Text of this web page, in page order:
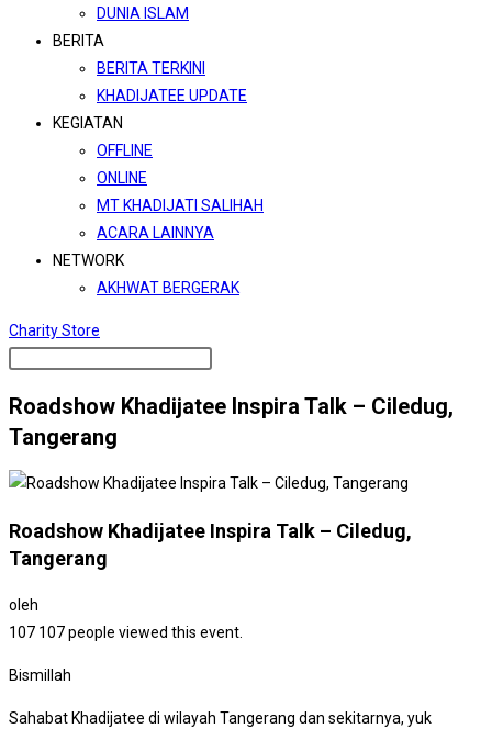
DUNIA ISLAM
BERITA
BERITA TERKINI
KHADIJATEE UPDATE
KEGIATAN
OFFLINE
ONLINE
MT KHADIJATI SALIHAH
ACARA LAINNYA
NETWORK
AKHWAT BERGERAK
Charity Store
Roadshow Khadijatee Inspira Talk – Ciledug,
Tangerang
Roadshow Khadijatee Inspira Talk – Ciledug,
Tangerang
oleh
107 107 people viewed this event.
Bismillah
Sahabat Khadijatee di wilayah Tangerang dan sekitarnya, yuk